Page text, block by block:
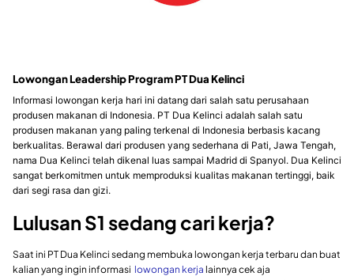
Lowongan Leadership Program PT Dua Kelinci
Informasi lowongan kerja hari ini datang dari salah satu perusahaan
produsen makanan di Indonesia. PT Dua Kelinci adalah salah satu
produsen makanan yang paling terkenal di Indonesia berbasis kacang
berkualitas. Berawal dari produsen yang sederhana di Pati, Jawa Tengah,
nama Dua Kelinci telah dikenal luas sampai Madrid di Spanyol. Dua Kelinci
sangat berkomitmen untuk memproduksi kualitas makanan tertinggi, baik
dari segi rasa dan gizi.
Lulusan S1 sedang cari kerja?
Saat ini PT Dua Kelinci sedang membuka lowongan kerja terbaru dan buat
kalian yang ingin informasi lowongan kerja lainnya cek aja